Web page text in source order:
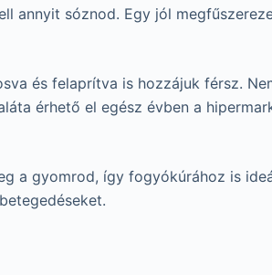
annyit sóznod. Egy jól
és felaprítva is hozzájuk férsz.
érhető el egész évben a
a gyomrod, így fogyókúrához is